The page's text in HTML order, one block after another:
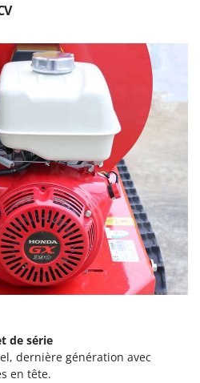
de série
dernière génération avec
en tête.